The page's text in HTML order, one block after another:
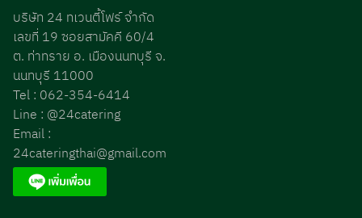
บริษัท 24 ทเวนตี้โฟร์ จำกัด
เลขที่ 19 ซอยสามัคคี 60/4
ต. ท่าทราย อ. เมืองนนทบุรี จ.
นนทบุรี 11000
Tel : 062-354-6414
Line : @24catering
Email :
24cateringthai@gmail.com